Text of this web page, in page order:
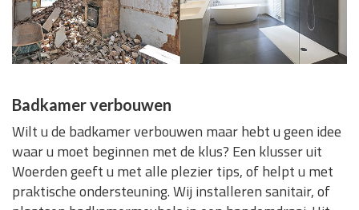
Badkamer verbouwen
Wilt u de badkamer verbouwen maar hebt u geen idee
waar u moet beginnen met de klus? Een klusser uit
Woerden geeft u met alle plezier tips, of helpt u met
praktische ondersteuning. Wij installeren sanitair, of